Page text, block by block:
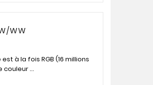
WW
à la fois RGB (16 millions
...